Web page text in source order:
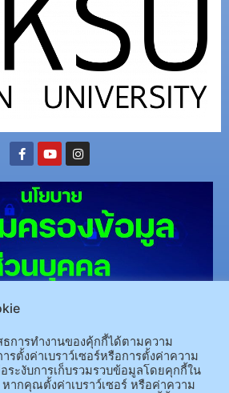
043-602-044
าฬสินธุ์ อ.เมือง จ.กาฬสินธุ์ 46000โทรศัพท์ 043-811128 08-
64584360 โทรสาร 043-813070
การทำงานของคุ้กกี้ได้ตามความ
ตั้งค่าเบราว์เซอร์หรือการตั้งค่าความ
ระงับการเก็บรวมรวบข้อมูลโดยคุกกี้ใน
ากคุณตั้งค่าเบราว์เซอร์ หรือค่าความ